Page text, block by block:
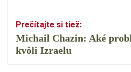
Michail Chazin: Aké
kvôli Izraelu